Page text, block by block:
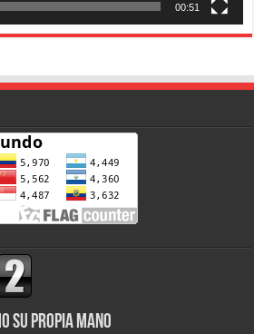
00:51
SU PROPIA MANO